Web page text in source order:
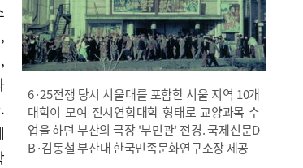
6·25전쟁 당시 서울대를 포함한 서울 지역 10개
대학이 모여 전시연합대학 형태로 교양과목 수
업을 하던 부산의 극장 '부민관' 전경. 국제신문D
B·김동철 부산대 한국민족문화연구소장 제공